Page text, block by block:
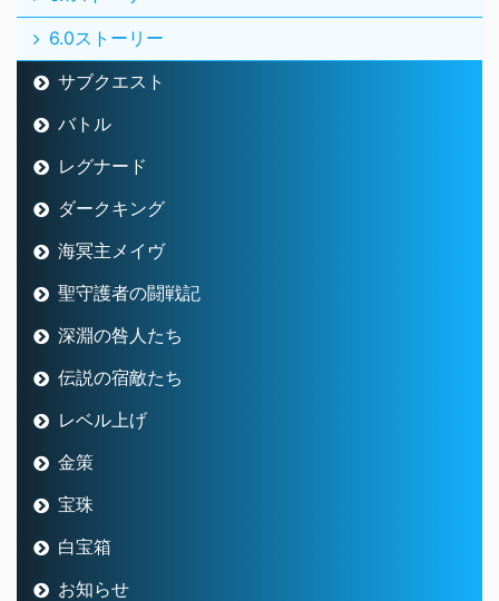
6.0ストーリー
サブクエスト
バトル
レグナード
ダークキング
海冥主メイヴ
聖守護者の闘戦記
深淵の咎人たち
伝説の宿敵たち
レベル上げ
金策
宝珠
白宝箱
お知らせ